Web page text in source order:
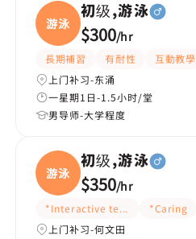
游泳
初级,游泳
$300/hr
長期補習 有耐性 互動教學
上门补习-东涌
一星期1日-1.5小时/堂
男导师-大学程度
游泳
初级,游泳
$350/hr
*Interactive teaching*Caring
上门补习-何文田